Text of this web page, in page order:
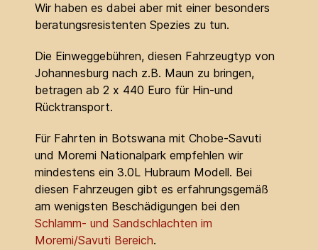
Wir haben es dabei aber mit einer besonders
beratungsresistenten Spezies zu tun.
Die Einweggebühren, diesen Fahrzeugtyp von
Johannesburg nach z.B. Maun zu bringen,
betragen ab 2 x 440 Euro für Hin-und
Rücktransport.
Für Fahrten in Botswana mit Chobe-Savuti
und Moremi Nationalpark empfehlen wir
mindestens ein 3.0L Hubraum Modell. Bei
diesen Fahrzeugen gibt es erfahrungsgemäß
am wenigsten Beschädigungen bei den
Schlamm- und Sandschlachten im
Moremi/Savuti Bereich.